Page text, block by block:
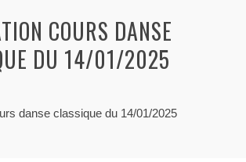
COURS DANSE
DU 14/01/2025
danse classique du 14/01/2025